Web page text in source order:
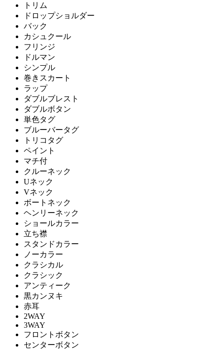
トリム
ドロップショルダー
バック
カシュクール
フリンジ
ドルマン
シンプル
巻きスカート
ラップ
ダブルブレスト
ダブルボタン
単色タグ
ブルーバータグ
トリコタグ
ペイント
マチ付
クルーネック
Uネック
Vネック
ボートネック
ヘンリーネック
ショールカラー
立ち襟
スタンドカラー
ノーカラー
クラシカル
クラシック
アンティーク
黒カンヌキ
赤耳
2WAY
3WAY
フロントボタン
センターボタン